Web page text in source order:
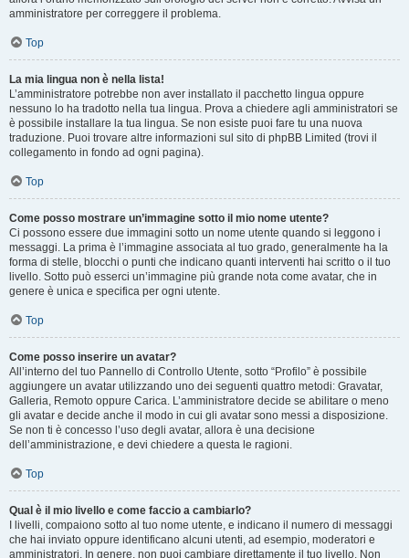
amministratore per correggere il problema.
Top
La mia lingua non è nella lista!
L’amministratore potrebbe non aver installato il pacchetto lingua oppure
nessuno lo ha tradotto nella tua lingua. Prova a chiedere agli amministratori se
è possibile installare la tua lingua. Se non esiste puoi fare tu una nuova
traduzione. Puoi trovare altre informazioni sul sito di phpBB Limited (trovi il
collegamento in fondo ad ogni pagina).
Top
Come posso mostrare un’immagine sotto il mio nome utente?
Ci possono essere due immagini sotto un nome utente quando si leggono i
messaggi. La prima è l’immagine associata al tuo grado, generalmente ha la
forma di stelle, blocchi o punti che indicano quanti interventi hai scritto o il tuo
livello. Sotto può esserci un’immagine più grande nota come avatar, che in
genere è unica e specifica per ogni utente.
Top
Come posso inserire un avatar?
All’interno del tuo Pannello di Controllo Utente, sotto “Profilo” è possibile
aggiungere un avatar utilizzando uno dei seguenti quattro metodi: Gravatar,
Galleria, Remoto oppure Carica. L’amministratore decide se abilitare o meno
gli avatar e decide anche il modo in cui gli avatar sono messi a disposizione.
Se non ti è concesso l’uso degli avatar, allora è una decisione
dell’amministrazione, e devi chiedere a questa le ragioni.
Top
Qual è il mio livello e come faccio a cambiarlo?
I livelli, compaiono sotto al tuo nome utente, e indicano il numero di messaggi
che hai inviato oppure identificano alcuni utenti, ad esempio, moderatori e
amministratori. In genere, non puoi cambiare direttamente il tuo livello. Non